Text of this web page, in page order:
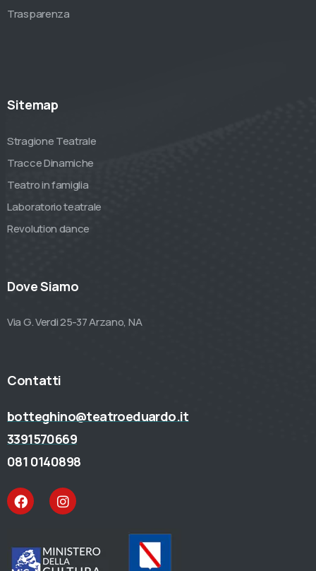
Trasparenza
Sitemap
Stragione Teatrale
Tracce Dinamiche
Teatro in famiglia
Laboratorio teatrale
Revolution dance
Dove Siamo
Via G. Verdi 25-37 Arzano, NA
Contatti
botteghino@teatroeduardo.it
3391570669
081 0140898